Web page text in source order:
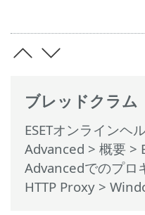
ブレッドクラム
ESETオンラインヘ
Advanced > 概要 >
Advancedでのプロ
HTTP Proxy >